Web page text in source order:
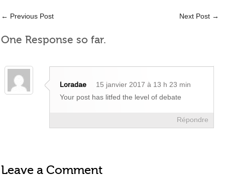
← Previous Post Next Post →
One Response so far.
Loradae
15 janvier 2017 à 13 h 23 min
Your post has litfed the level of debate
Répondre
Leave a Comment